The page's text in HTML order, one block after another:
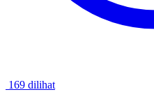
169 dilihat